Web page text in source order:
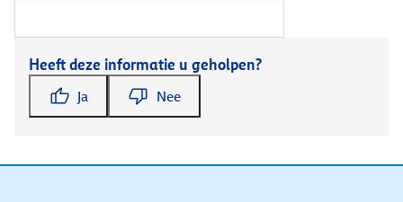
Heeft deze informatie u geholpen?
Ja Nee